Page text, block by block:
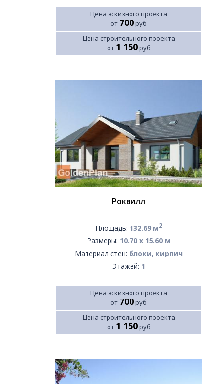
Цена эскизного проекта
от 700 руб
Цена строительного проекта
от 1 150руб
Роквилл
Площадь: 132.69 м2
Размеры: 10.70 х 15.60 м
Материал стен: блоки, кирпич
Этажей: 1
Цена эскизного проекта
от 700 руб
Цена строительного проекта
от 1 150руб